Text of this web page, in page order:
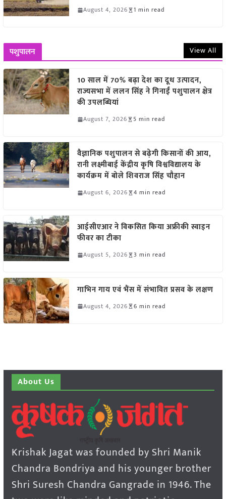
August 4, 2026 1 min read
पशुपालन View All
10 साल में 70% बढ़ा देश का दूध उत्पादन,
राज्यसभा में ललन सिंह ने गिनाईं पशुपालन क्षेत्र
की उपलब्धियां
August 7, 2026 5 min read
वैज्ञानिक पशुपालन से बढ़ेगी किसानों की आय,
रानी लक्ष्मीबाई केंद्रीय कृषि विश्वविद्यालय के
कार्यक्रम में बोले शिवराज सिंह चौहान
August 6, 2026 4 min read
आईसीएआर ने विकसित किया अफ्रीकी स्वाइन
फीवर का टीका
August 5, 2026 3 min read
गाभिन गाय एवं भैंस में संभावित प्रसव के लक्षण
August 4, 2026 6 min read
About Us
Krishak Jagat was founded by Shri Manik
Chandra Bondriya and his younger brother
Shri Suresh Chandra Gangrade in 1946. The